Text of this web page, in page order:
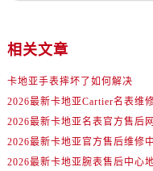
相关文章
卡地亚手表摔坏了如何解决